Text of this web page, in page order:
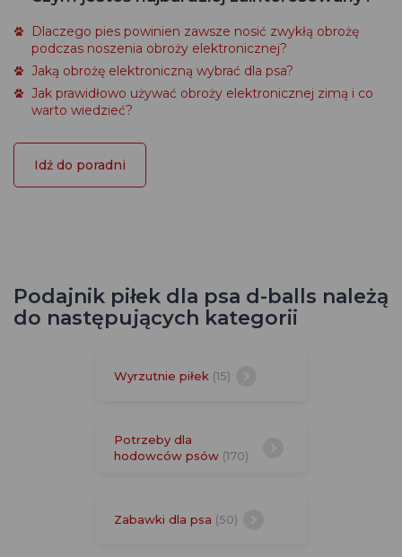
Dlaczego pies powinien zawsze nosić zwykłą obrożę
podczas noszenia obroży elektronicznej?
Jaką obrożę elektroniczną wybrać dla psa?
Jak prawidłowo używać obroży elektronicznej zimą i co
warto wiedzieć?
Idź do poradni
Podajnik piłek dla psa d-balls należą
do następujących kategorii
Wyrzutnie piłek (15)
Potrzeby dla
hodowców psów (170)
Zabawki dla psa (50)